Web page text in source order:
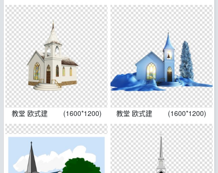
教堂 欧式建 (1600*1200) 教堂 欧式建 (1600*1200)